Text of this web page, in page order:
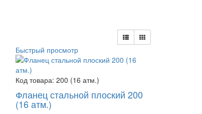
Быстрый просмотр
Код товара: 200 (16 атм.)
Фланец стальной плоский 200
(16 атм.)